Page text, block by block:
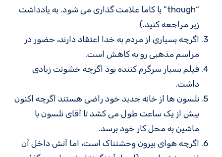
“though” با کاما علامت گذاری می شود. به یادداشت
زیر مراجعه کنید.)
اگرچه بسیاری از مردم به خدا اعتقاد دارند، حضور در
مراسم مذهبی رو به کاهش است.
فیلم بسیار سرگرم کننده بود اگرچه خشونت زیادی
داشت.
نلسون ها از خانه جدید خود راضی هستند اگرچه اکنون
بیش از یک ساعت طول می کشد تا آقای نلسون با
ماشین به محل کار خود برسد.
اگرچه هوای بیرون وحشتناک است، اما آتش داخل آن